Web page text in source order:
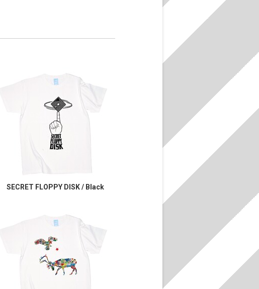
SECRET FLOPPY DISK / Black